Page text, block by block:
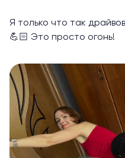
Я только что так
💪🏻 Это просто огонь!